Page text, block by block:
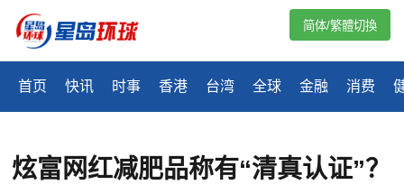
首页 快讯 时事 香港 台湾 全球 金融 消费
简体/繁體切換
炫富网红减肥品称有“清真认证”？